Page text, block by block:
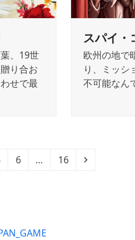
、19世
り合お
せで最
スパイ・
欧州の地で
り、ミッシ
不可能なん
Page
6 … Page
16 Next